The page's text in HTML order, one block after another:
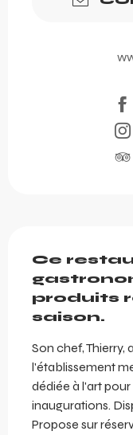
Ce
produits
saison.
Son chef,
l'établissement
dédiée à l'art
inaugurations.
Propose sur